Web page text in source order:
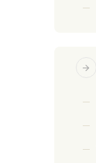
arrow_forward